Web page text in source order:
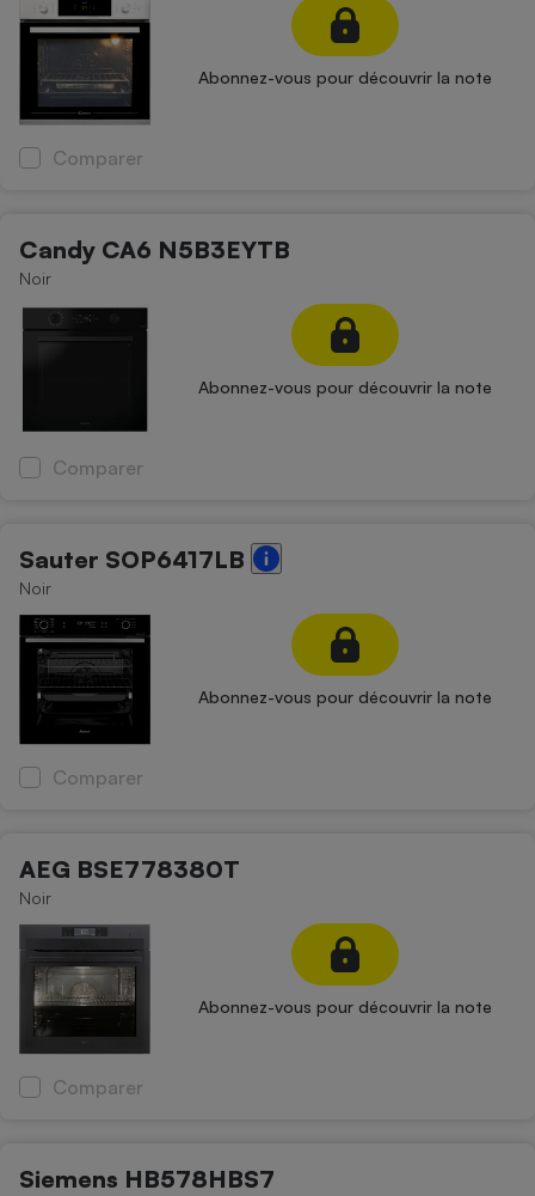
Abonnez-vous pour découvrir la note
Comparer
Candy CA6 N5B3EYTB
Noir
Abonnez-vous pour découvrir la note
Comparer
Sauter SOP6417LB
Noir
Abonnez-vous pour découvrir la note
Comparer
AEG BSE778380T
Noir
Abonnez-vous pour découvrir la note
Comparer
Siemens HB578HBS7